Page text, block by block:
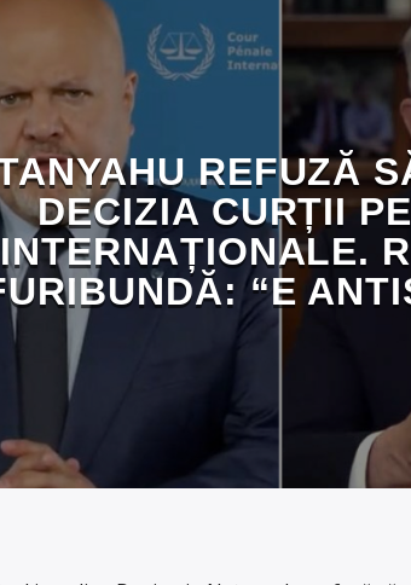
REFUZĂ
DECIZIA CURȚII
INTERNAȚIONALE.
“E